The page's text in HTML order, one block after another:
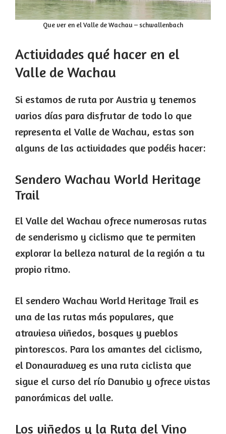
Que ver en el Valle de Wachau – schwallenbach
Actividades qué hacer en el
Valle de Wachau
Si estamos de ruta por Austria y tenemos
varios días para disfrutar de todo lo que
representa el Valle de Wachau, estas son
alguns de las actividades que podéis hacer:
Sendero Wachau World Heritage
Trail
El Valle del Wachau ofrece numerosas rutas
de senderismo y ciclismo que te permiten
explorar la belleza natural de la región a tu
propio ritmo.
El sendero Wachau World Heritage Trail es
una de las rutas más populares, que
atraviesa viñedos, bosques y pueblos
pintorescos. Para los amantes del ciclismo,
el Donauradweg es una ruta ciclista que
sigue el curso del río Danubio y ofrece vistas
panorámicas del valle.
Los viñedos y la Ruta del Vino